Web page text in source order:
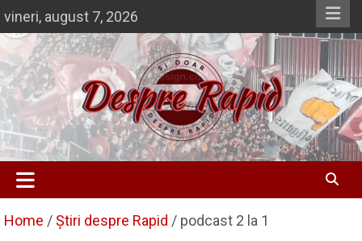
to
content
vineri, august 7, 2026
Despre Rapid
Si doar … despre Rapid
Home Știri despre Rapid podcast 2 la 1